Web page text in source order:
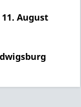
August